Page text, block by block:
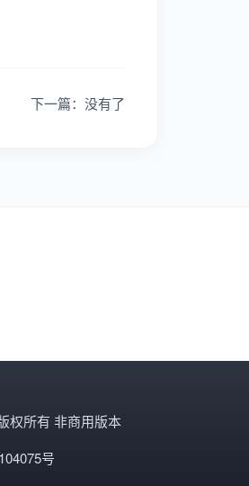
下一篇：没有了
权所有 非商用版本
号